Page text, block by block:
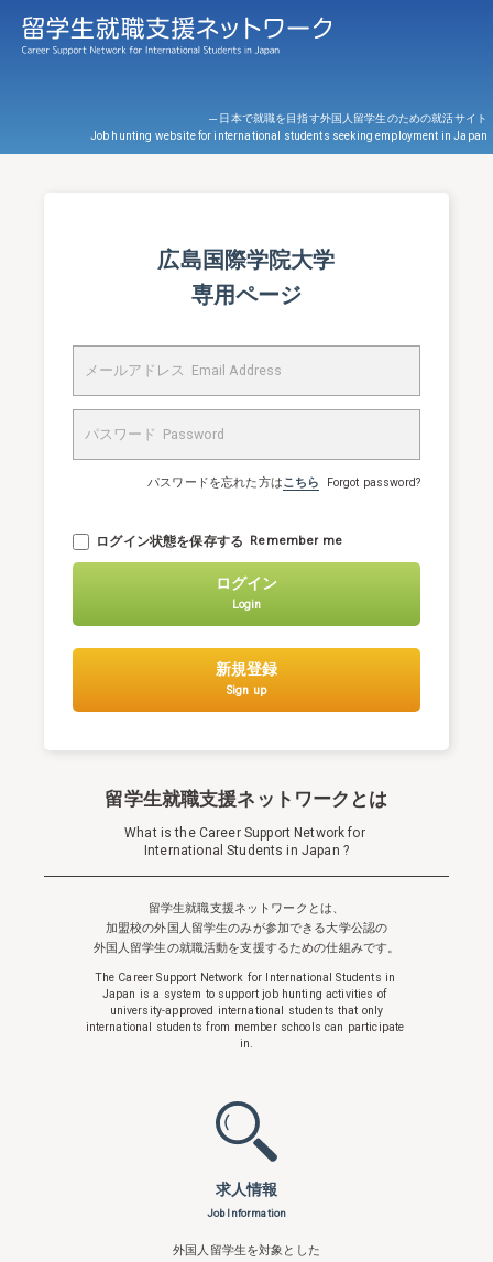
─ 日本で就職を目指す外国人留学生のための就活サイト
Job hunting website for international students seeking employment in Japan
広島国際学院大学
専用ページ
パスワードを忘れた方はこちら Forgot password?
ログイン状態を保存する Remember me
ログイン
Login
新規登録
Sign up
留学生就職支援ネットワークとは
What is the Career Support Network for
International Students in Japan ?
留学生就職支援ネットワークとは、
加盟校の外国人留学生のみが参加できる大学公認の
外国人留学生の就職活動を支援するための仕組みです。
The Career Support Network for International Students in
Japan is a system to supportjob hunting activities of
university-approved international students that only
international students from member schools can participate
in.
求人情報
Job Information
外国人留学生を対象とした